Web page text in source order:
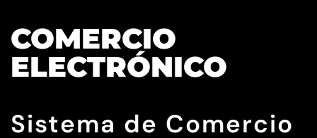
COMERCIO
ELECTRÓNICO
Sistema de Comercio